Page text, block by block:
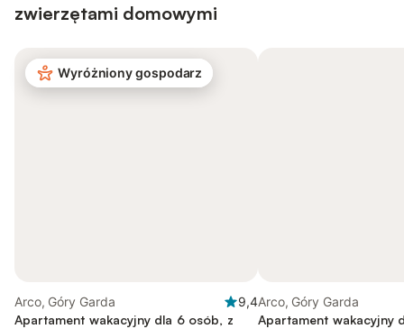
zwierzętami domowymi
Wyróżniony gospodarz
Arco, Góry Garda
9,4
Apartament wakacyjny dla 6 osób, z
Arco, Góry Garda
Apartament wakacyjny